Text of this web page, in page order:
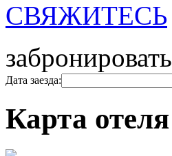
СВЯЖИТЕСЬ
забронировать
Дата заезда:
Карта отеля